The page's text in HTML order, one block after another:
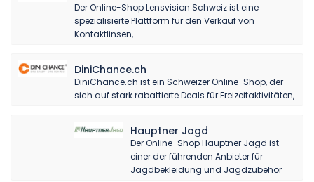
Der Online-Shop Lensvision Schweiz ist eine
spezialisierte Plattform für den Verkauf von
Kontaktlinsen,
DiniChance.ch
DiniChance.ch ist ein Schweizer Online-Shop, der
sich auf stark rabattierte Deals für Freizeitaktivitäten,
Hauptner Jagd
Der Online-Shop Hauptner Jagd ist
einer der führenden Anbieter für
Jagdbekleidung und Jagdzubehör